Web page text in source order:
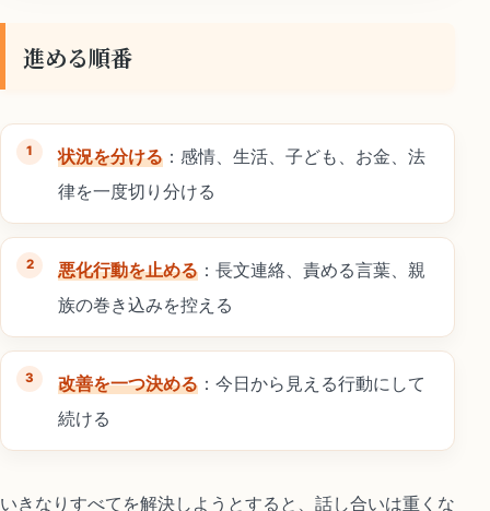
進める順番
状況を分ける ：感情、生活、子ども、お金、法
律を一度切り分ける
悪化行動を止める ：長文連絡、責める言葉、親
族の巻き込みを控える
改善を一つ決める ：今日から見える行動にして
続ける
いきなりすべてを解決しようとすると、話し合いは重くな